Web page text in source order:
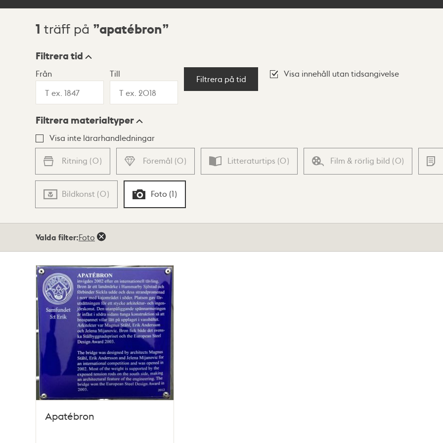
Sökresultat
1 träff på apatébron
Visningsläge
Lista Karta
Filtrera tid
Från Till
Filtrera på tid
Visa innehåll utan tidsangivelse
Filtrera materialtyper
Visa inte lärarhandledningar
Ritning (0) Föremål (0) Litteraturtips (0) Film & rörlig bild (0)
Bildkonst (0) Foto (1)
Valda filter:Foto
Apatébron